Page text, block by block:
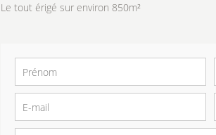
Le tout érigé sur environ 850m²